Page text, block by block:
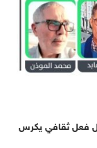
فعل ثقافي يكرس